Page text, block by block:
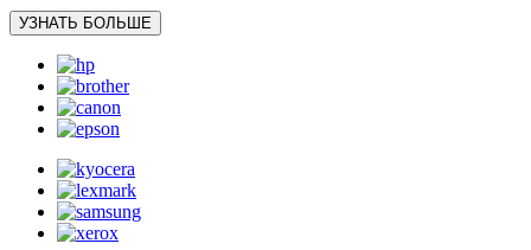
УЗНАТЬ БОЛЬШЕ